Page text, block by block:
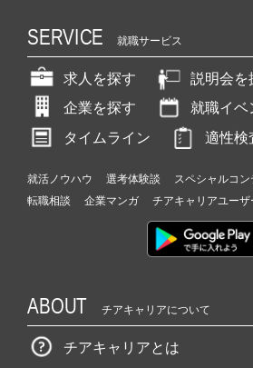
SERVICE 就職サービス
求人を探す
説明会を
企業を探す
就職イベ
タイムライン
適性検
就活ノウハウ 選考体験談 スペシャルコン
転職相談
企業マンガ チアキャリアユーザ
ABOUT チアキャリアについて
チアキャリアとは